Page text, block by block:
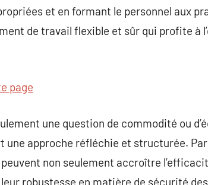
et en formant le personnel aux
de travail flexible et sûr qui profite à
page
une question de commodité ou
une approche réfléchie et structurée.
non seulement accroître
robustesse en matière de sécurité